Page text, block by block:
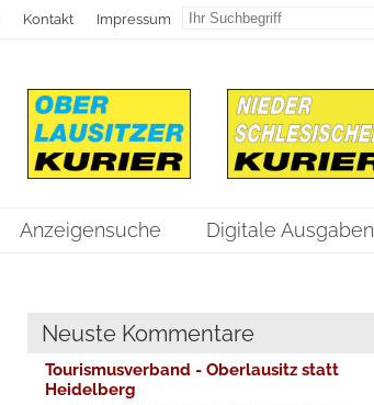
Kontakt Impressum
Anzeigensuche Digitale Ausgaben
Neuste Kommentare
Tourismusverband - Oberlausitz statt
Heidelberg